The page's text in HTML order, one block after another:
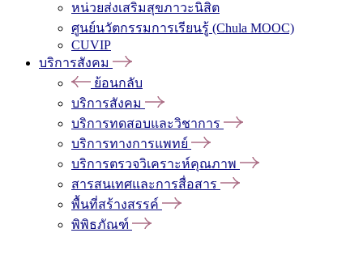
หน่วยส่งเสริมสุขภาวะนิสิต
ศูนย์นวัตกรรมการเรียนรู้ (Chula MOOC)
CUVIP
บริการสังคม
ย้อนกลับ
บริการสังคม
บริการทดสอบและวิชาการ
บริการทางการแพทย์
บริการตรวจวิเคราะห์คุณภาพ
สารสนเทศและการสื่อสาร
พื้นที่สร้างสรรค์
พิพิธภัณฑ์